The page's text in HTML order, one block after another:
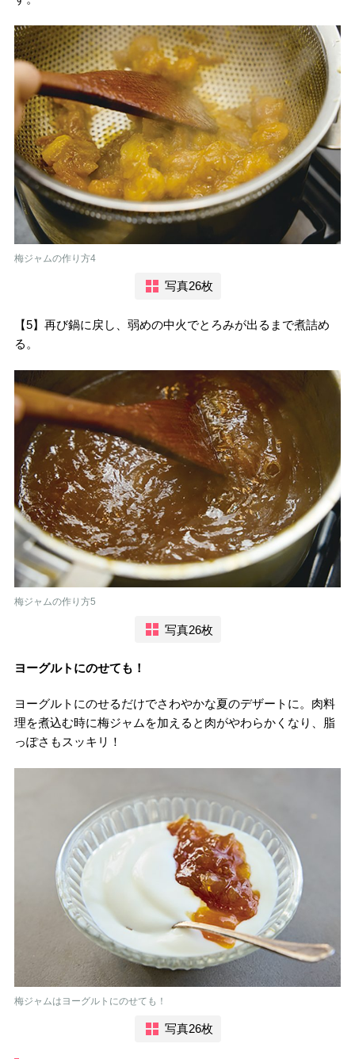
梅ジャムの作り方4
写真26枚
【5】再び鍋に戻し、弱めの中火でとろみが出るまで煮詰め
る。
梅ジャムの作り方5
写真26枚
ヨーグルトにのせても！
ヨーグルトにのせるだけでさわやかな夏のデザートに。肉料
理を煮込む時に梅ジャムを加えると肉がやわらかくなり、脂
っぽさもスッキリ！
梅ジャムはヨーグルトにのせても！
写真26枚